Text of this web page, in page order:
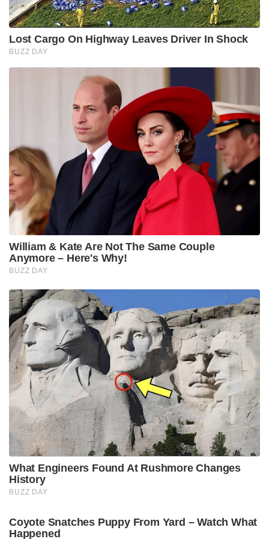
Lost Cargo On Highway Leaves Driver In Shock
BUZZ DAY
William & Kate Are Not The Same Couple
Anymore – Here's Why!
BUZZ DAY
What Engineers Found At Rushmore Changes
History
BUZZ DAY
Coyote Snatches Puppy From Yard – Watch What
Happened